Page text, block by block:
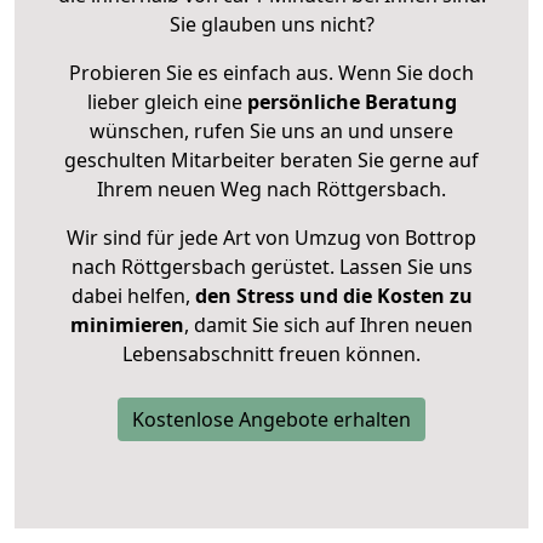
Sie glauben uns nicht?
Probieren Sie es einfach aus. Wenn Sie doch
lieber gleich eine persönliche Beratung
wünschen, rufen Sie uns an und unsere
geschulten Mitarbeiter beraten Sie gerne auf
Ihrem neuen Weg nach Röttgersbach.
Wir sind für jede Art von Umzug von Bottrop
nach Röttgersbach gerüstet. Lassen Sie uns
dabei helfen, den Stress und die Kosten zu
minimieren, damit Sie sich auf Ihren neuen
Lebensabschnitt freuen können.
Kostenlose Angebote erhalten